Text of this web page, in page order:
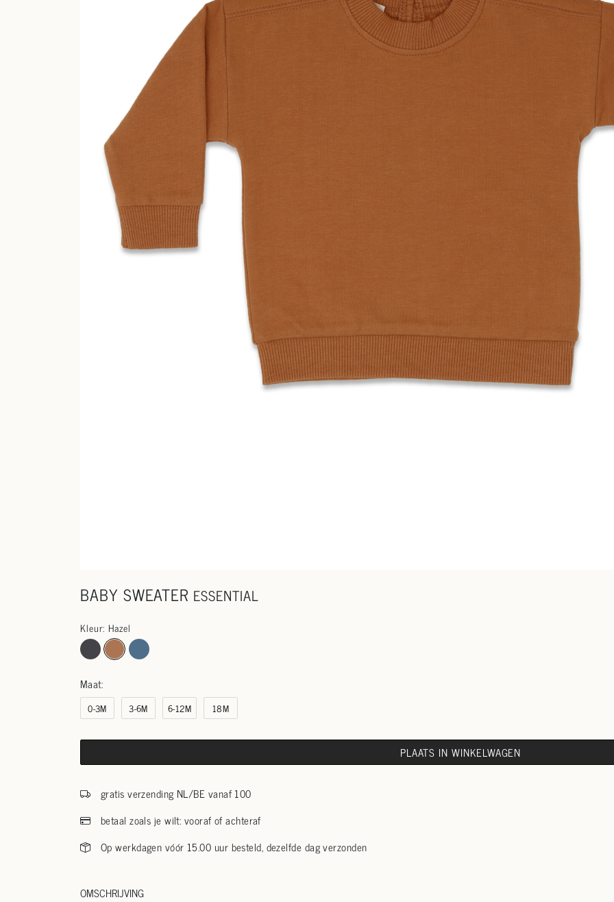
BABY SWEATER ESSENTIAL
Kleur: Hazel
Maat:
0-3M 3-6M 6-12M 18M
PLAATS IN WINKELWAGEN
gratis verzending NL/BE vanaf 100
betaal zoals je wilt: vooraf of achteraf
Op werkdagen vóór 15.00 uur besteld, dezelfde dag verzonden
OMSCHRIJVING